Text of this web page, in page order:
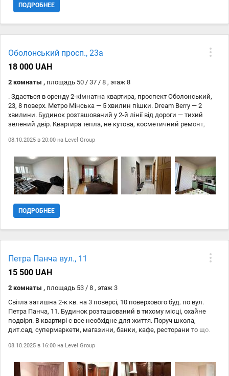
ПОДРОБНЕЕ
Оболонський просп., 23а
18 000 UAH
2 комнаты , площадь 50 / 37 / 8 , этаж 8
. Здається в оренду 2-кімнатна квартира, проспект Оболонський,
23, 8 поверх. Метро Мінська — 5 хвилин пішки. Dream Berry — 2
хвилини. Будинок розташований у 2-й лінії від дороги — тихий
зелений двір. Квартира тепла, не кутова, косметичний ремонт,
домофоном, є місце для паркування авто. У квартирі є все
розкладний диван-ліжко, велика радянська шафа-стінка (стоїть
збоку, на фото не видно), кондиціонер. У маленькій кімнаті: нове
велике двоспальне ліжко, шафа. У коридорі: шафа для верхнього
одягу. На кухні: новий великий холодильник, електроплита,
машина, ванна, умивальник. Інфраструктура: Метро, торгові центри
Dream Berry та Yellow, Smart Plaza, супермаркети (Сільпо, АТБ, Варус,
розвязка. Сусіди тихі та порядні. Кого розглядаємо: порядних
студентів, працюючих хлопців, чоловіків, дівчат та жінок. З
проживання..
08.10.2025 в 20:00 на Level Group
ПОДРОБНЕЕ
Петра Панча вул., 11
15 500 UAH
2 комнаты , площадь 53 / 8 , этаж 3
Світла затишна 2-к кв. на 3 поверсі, 10 поверхового буд. по вул.
Петра Панча, 11. Будинок розташований в тихому місці, охайне
подвіря. В квартирі є все необхідне для життя. Поруч школа,
дит.сад, супермаркети, магазини, банки, кафе, ресторани то що.
транспрті. Торг.
08.10.2025 в 16:00 на Level Group